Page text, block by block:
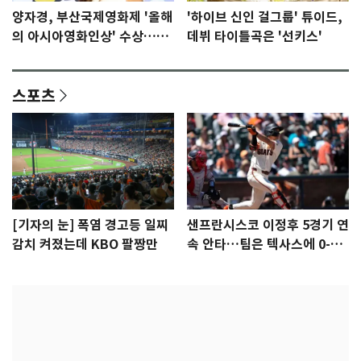
양자경, 부산국제영화제 '올해
의 아시아영화인상' 수상…15
'하이브 신인 걸그룹' 튜이드,
데뷔 타이틀곡은 '선키스'
스포츠
[기자의 눈] 폭염 경고등 일찌
감치 켜졌는데 KBO 팔짱만
샌프란시스코 이정후 5경기 연
속 안타…팀은 텍사스에 0-6